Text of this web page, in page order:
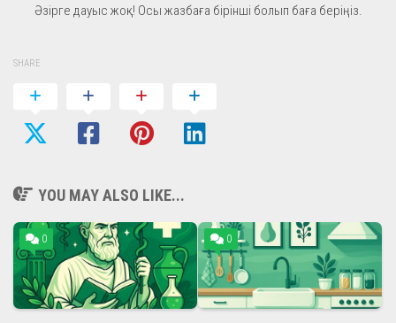
Әзірге дауыс жоқ! Осы жазбаға бірінші болып баға беріңіз.
SHARE
YOU MAY ALSO LIKE...
0 0